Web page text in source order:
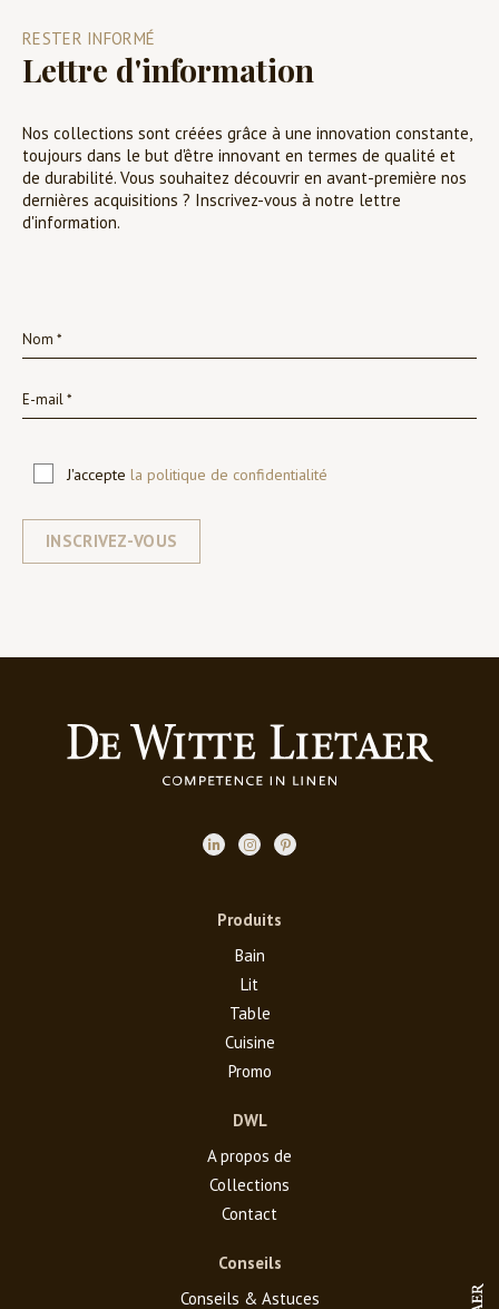
RESTER INFORMÉ
Lettre d'information
Nos collections sont créées grâce à une innovation constante,
toujours dans le but d'être innovant en termes de qualité et
de durabilité. Vous souhaitez découvrir en avant-première nos
dernières acquisitions ? Inscrivez-vous à notre lettre
d'information.
J'accepte la politique de confidentialité
INSCRIVEZ-VOUS
Produits
Bain
Lit
Table
Cuisine
Promo
DWL
A propos de
Collections
Contact
Conseils
Conseils & Astuces